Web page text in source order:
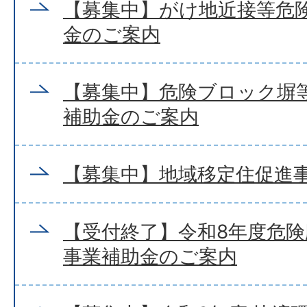
【募集中】がけ地近接等
金のご案内
【募集中】危険ブロック
補助金のご案内
【募集中】地域移定住促進
【受付終了】令和8年度危
事業補助金のご案内